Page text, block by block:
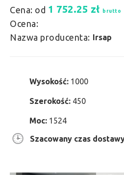
Cena: od 1 752.25 zł brutto
Ocena:
Nazwa producenta: Irsap
Wysokość: 1000
Szerokość: 450
Moc: 1524
Szacowany czas